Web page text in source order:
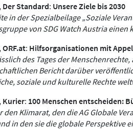
Der Standard: Unsere Ziele bis 2030
in der Spezialbeilage „Soziale
von SDG Watch Austria
ORF.at: Hilfsorganisationen mit
des Tages der
Bericht darüber
soziale und kulturelle Rechte
Kurier: 100 Menschen entscheiden:
den Klimarat, den die AG Globale
in den sie die globale Perspektive